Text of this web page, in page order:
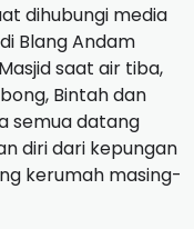
dihubungi media
Blang Andam
saat air tiba,
Bintah dan
semua datang
diri dari kepungan
kerumah masing-